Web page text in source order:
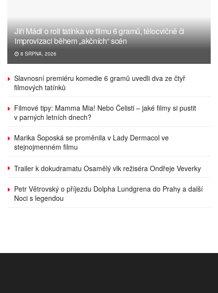
Jiří Mádl o roli tatínka ve filmu 6 gramů, tělocvičně či
improvizaci během „akčních“ scén
8 SRPNA, 2026
Slavnosní premiéru komedie 6 gramů uvedli dva ze čtyř
filmových tatínků
Filmové tipy: Mamma Mia! Nebo Čelisti – jaké filmy si pustit
v parných letních dnech?
Marika Šoposká se proměnila v Lady Dermacol ve
stejnojmenném filmu
Trailer k dokudramatu Osamělý vlk režiséra Ondřeje Veverky
Petr Větrovský o příjezdu Dolpha Lundgrena do Prahy a další
Noci s legendou